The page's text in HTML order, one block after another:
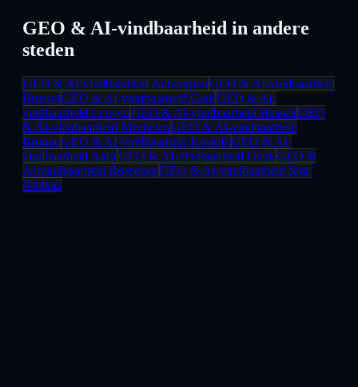
GEO & AI-vindbaarheid in andere
steden
GEO & AI-vindbaarheid AntwerpenGEO & AI-vindbaarheid
BrusselGEO & AI-vindbaarheid GentGEO & AI-
vindbaarheid LeuvenGEO & AI-vindbaarheid HasseltGEO
& AI-vindbaarheid MechelenGEO & AI-vindbaarheid
BruggeGEO & AI-vindbaarheid KortrijkGEO & AI-
vindbaarheid AalstGEO & AI-vindbaarheid GenkGEO &
AI-vindbaarheid RoeselareGEO & AI-vindbaarheid Sint-
Niklaas